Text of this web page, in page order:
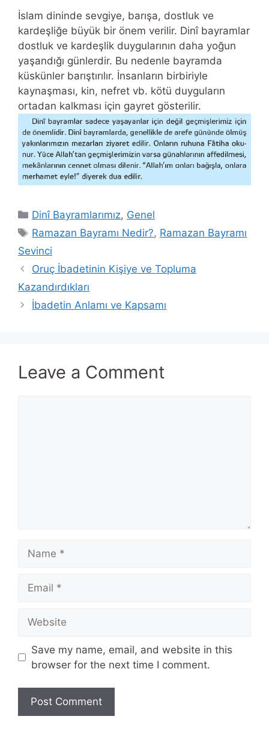
İslam dininde sevgiye, barışa, dostluk ve
kardeşliğe büyük bir önem verilir. Dinî bayramlar
dostluk ve kardeşlik duygularının daha yoğun
yaşandığı günlerdir. Bu nedenle bayramda
küskünler barıştırılır. İnsanların birbiriyle
kaynaşması, kin, nefret vb. kötü duyguların
ortadan kalkması için gayret gösterilir.
Categories
Dinî Bayramlarımız, Genel
Tags
Ramazan Bayramı Nedir?, Ramazan Bayramı
Sevinci
Oruç İbadetinin Kişiye ve Topluma
Kazandırdıkları
İbadetin Anlamı ve Kapsamı
Leave a Comment
Save my name, email, and website in this
browser for the next time I comment.